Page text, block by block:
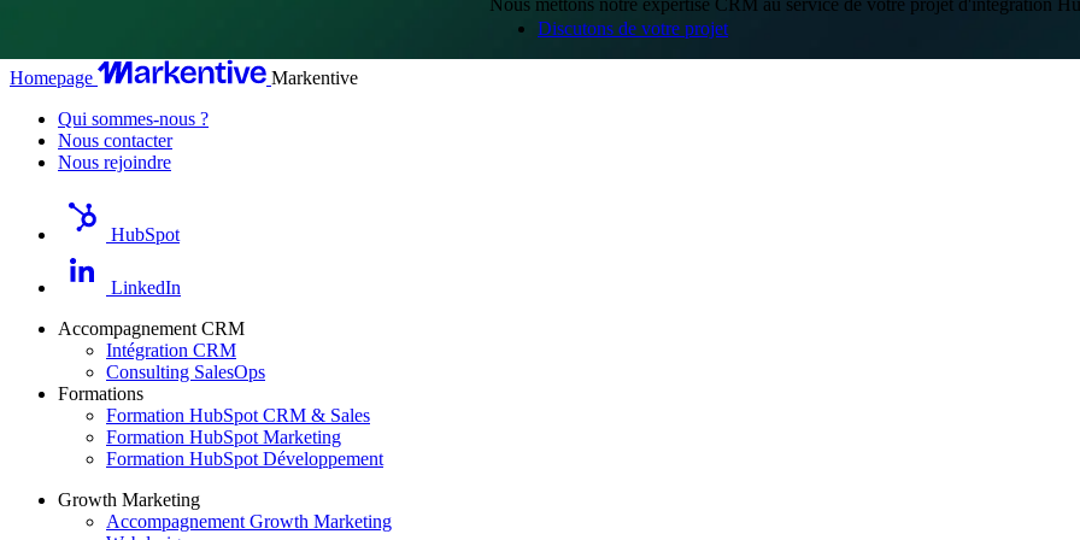
Discutons de votre projet
Homepage
Markentive
Qui sommes-nous ?
Nous contacter
Nous rejoindre
HubSpot
LinkedIn
Accompagnement CRM
Intégration CRM
Consulting SalesOps
Formations
Formation HubSpot CRM & Sales
Formation HubSpot Marketing
Formation HubSpot Développement
Growth Marketing
Accompagnement Growth Marketing